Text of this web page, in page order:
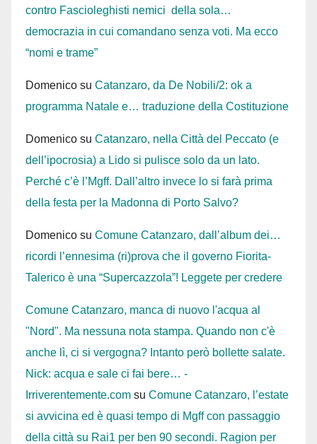
contro Fascioleghisti nemici della sola…
democrazia in cui comandano senza voti. Ma ecco
“nomi e trame”
Domenico su Catanzaro, da De Nobili/2: ok a
programma Natale e… traduzione della Costituzione
Domenico su Catanzaro, nella Città del Peccato (e
dell’ipocrosia) a Lido si pulisce solo da un lato.
Perché c’è l’Mgff. Dall’altro invece lo si farà prima
della festa per la Madonna di Porto Salvo?
Domenico su Comune Catanzaro, dall’album dei…
ricordi l’ennesima (ri)prova che il governo Fiorita-
Talerico è una “Supercazzola”! Leggete per credere
Comune Catanzaro, manca di nuovo l'acqua al
"Nord". Ma nessuna nota stampa. Quando non c'è
anche lì, ci si vergogna? Intanto però bollette salate.
Nick: acqua e sale ci fai bere… -
Irriverentemente.com su Comune Catanzaro, l’estate
si avvicina ed è quasi tempo di Mgff con passaggio
della città su Rai1 per ben 90 secondi. Ragion per